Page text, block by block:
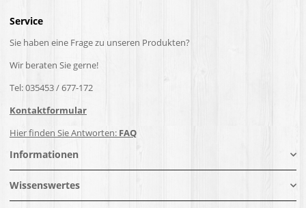
Service
Sie haben eine Frage zu unseren Produkten?
Wir beraten Sie gerne!
Tel: 035453 / 677-172
Kontaktformular
Hier finden Sie Antworten: FAQ
Informationen
Wissenswertes